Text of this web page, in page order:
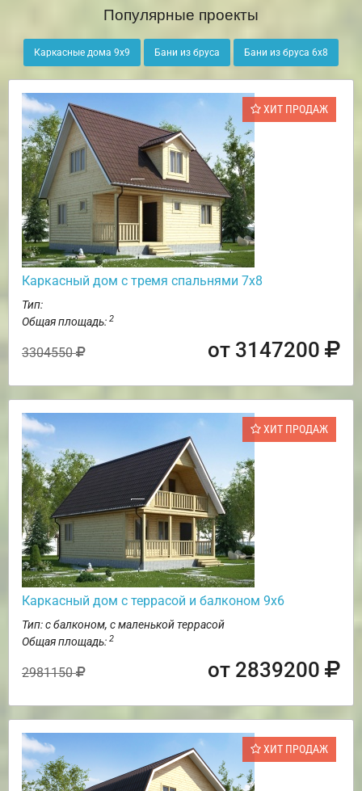
Популярные проекты
Каркасные дома 9х9 Бани из бруса Бани из бруса 6х8
ХИТ ПРОДАЖ
Каркасный дом с тремя спальнями 7х8
Тип:
Общая площадь: 2
3304550 от 3147200
ХИТ ПРОДАЖ
Каркасный дом с террасой и балконом 9х6
Тип: с балконом, с маленькой террасой
Общая площадь: 2
2981150 от 2839200
ХИТ ПРОДАЖ